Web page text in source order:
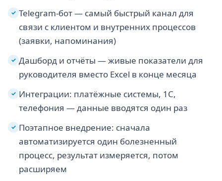
✓ Telegram-бот — самый быстрый канал для
связи с клиентом и внутренних процессов
(заявки, напоминания)
✓ Дашборд и отчёты — живые показатели для
руководителя вместо Excel в конце месяца
✓ Интеграции: платёжные системы, 1С,
телефония — данные вводятся один раз
✓ Поэтапное внедрение: сначала
автоматизируется один болезненный
процесс, результат измеряется, потом
расширяем